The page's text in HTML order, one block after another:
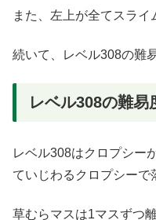
また、左上が全てスライ
続いて、レベル308の難
レベル308の難易
レベル308はクロプシー
ていじわるクロプシーで
草むらマスは1マスずつ